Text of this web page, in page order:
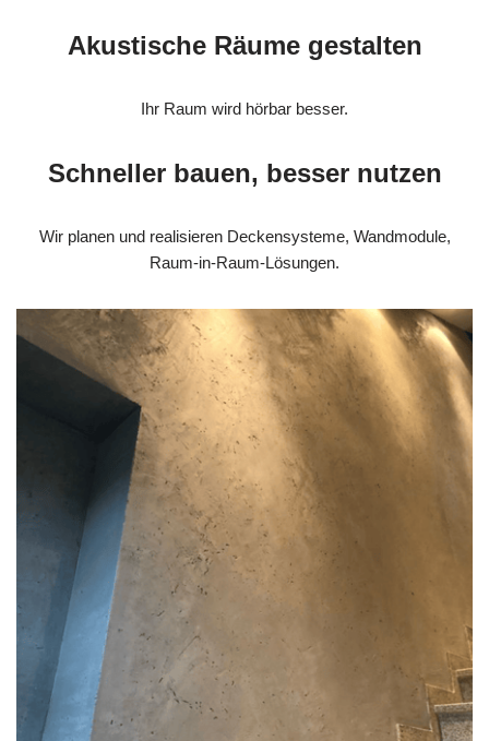
Akustische Räume gestalten
Ihr Raum wird hörbar besser.
Schneller bauen, besser nutzen
Wir planen und realisieren Deckensysteme, Wandmodule,
Raum-in-Raum-Lösungen.